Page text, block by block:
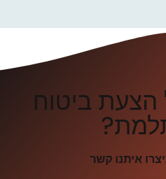
הצעת ביטוח
איתנו קשר